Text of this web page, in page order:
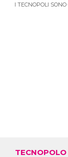
I TECNOPOLI
TECNOPOLO